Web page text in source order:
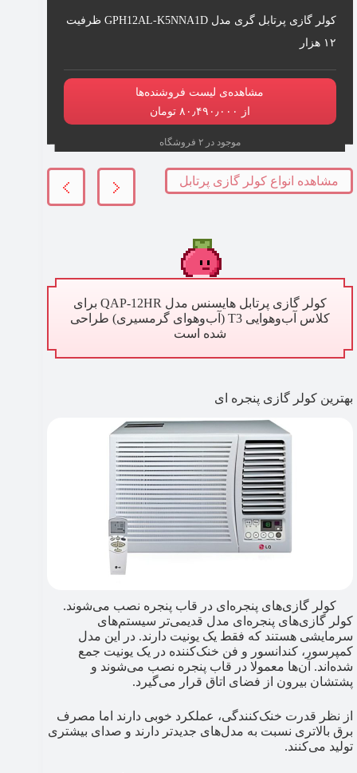
کولر گازی پرتابل گری مدل GPH12AL-K5NNA1D ظرفیت
۱۲ هزار
مشاهده‌ی لیست فروشنده‌ها
از ۸۰٫۴۹۰٫۰۰۰ تومان
موجود در ۲ فروشگاه
مشاهده انواع کولر گازی پرتابل
کولر گازی پرتابل هایسنس مدل QAP-12HR برای
کلاس آب‌وهوایی T3 (آب‌وهوای گرمسیری) طراحی
شده است
بهترین کولر گازی پنجره ای
کولر گازی‌های پنجره‌ای در قاب پنجره نصب می‌شوند.
کولر گازی‌های پنجره‌ای مدل قدیمی‌تر سیستم‌های
سرمایشی هستند که فقط یک یونیت دارند. در این مدل
کمپرسور، کندانسور و فن خنک‌کننده در یک یونیت جمع
شده‌اند. آن‌ها معمولا در قاب پنجره نصب می‌شوند و
پشتشان بیرون از فضای اتاق قرار می‌گیرد.
از نظر قدرت خنک‌کنندگی، عملکرد خوبی دارند اما مصرف
برق بالاتری نسبت به مدل‌های جدیدتر دارند و صدای بیشتری
تولید می‌کنند.